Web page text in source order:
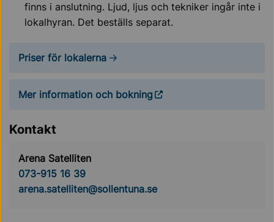
finns i anslutning. Ljud, ljus och tekniker ingår inte i
lokalhyran. Det beställs separat.
Priser för lokalerna
Mer information och bokning
Kontakt
Arena Satelliten
073-915 16 39
arena.satelliten@sollentuna.se